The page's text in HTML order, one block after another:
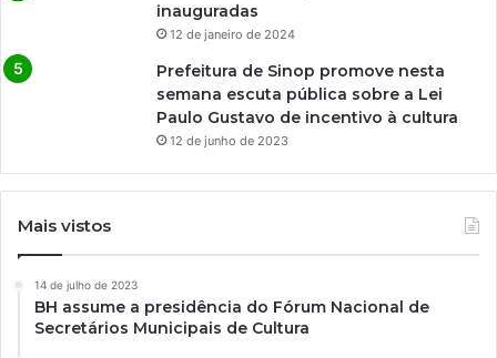
inauguradas
12 de janeiro de 2024
Prefeitura de Sinop promove nesta
semana escuta pública sobre a Lei
Paulo Gustavo de incentivo à cultura
12 de junho de 2023
Mais vistos
14 de julho de 2023
BH assume a presidência do Fórum Nacional de
Secretários Municipais de Cultura